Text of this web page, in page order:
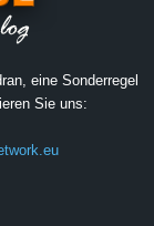
eine Sonderregel
Sie uns: